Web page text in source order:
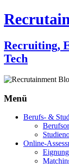
Recruiting,
Tech
Menü
Zum
Berufs- &
Online-